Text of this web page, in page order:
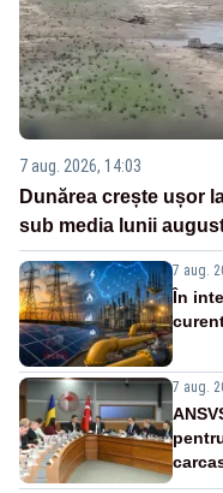
7 aug. 2026, 14:03
Dunărea crește ușor
sub media lunii
7 aug.
În
7 aug.